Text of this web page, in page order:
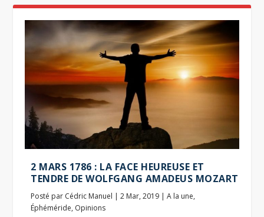
2 MARS 1786 : LA FACE HEUREUSE ET
TENDRE DE WOLFGANG AMADEUS MOZART
Posté par Cédric Manuel |2 Mar, 2019 |A la une,
Éphéméride, Opinions